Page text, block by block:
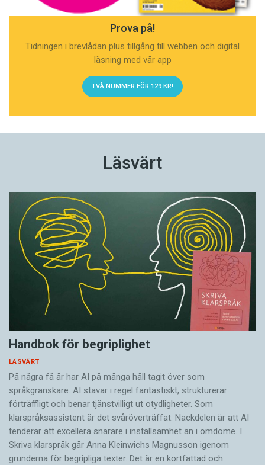
Prova på!
Tidningen i brevlådan plus tillgång till webben och digital
läsning med vår app
TVÅ NUMMER FÖR 129 KR!
Läsvärt
Handbok för begriplighet
LÄSVÄRT
På några få år har AI på många håll tagit över som
språkgranskare. AI stavar i regel fantastiskt, strukturerar
förträffligt och benar tjänstvilligt ut otydligheter. Som
klarspråksassistent är det svår­överträffat. Nack­delen är att AI
tenderar att excellera snarare i inställsamhet än i omdöme. I
Skriva klarspråk går Anna Kleinwichs Magnusson igenom
grunderna för begripliga texter. Det är en kortfattad och